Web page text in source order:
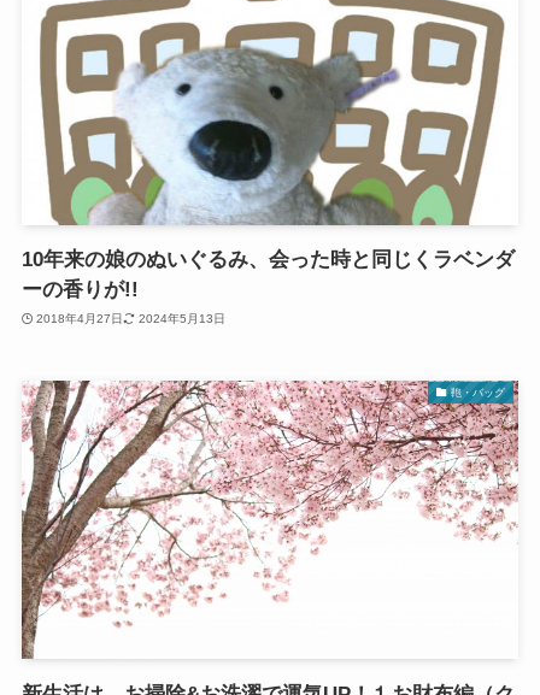
10年来の娘のぬいぐるみ、会った時と同じくラベンダ
ーの香りが!!
2018年4月27日 2024年5月13日
鞄・バッグ